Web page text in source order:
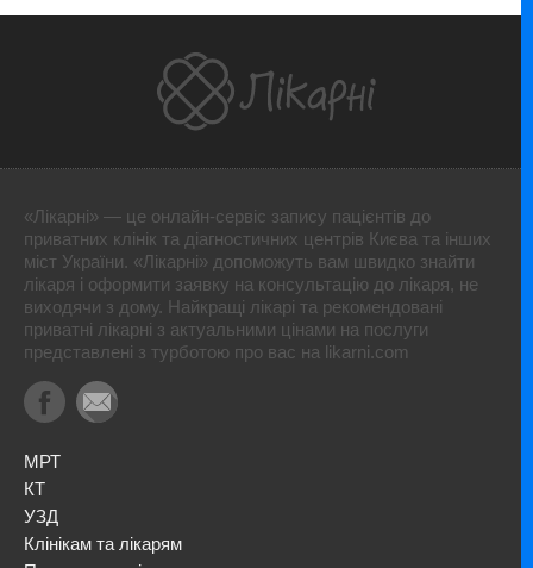
«Лікарні» — це онлайн-сервіс запису пацієнтів до
приватних клінік та діагностичних центрів Києва та інших
міст України. «Лікарні» допоможуть вам швидко знайти
лікаря і оформити заявку на консультацію до лікаря, не
виходячи з дому. Найкращі лікарі та рекомендовані
приватні лікарні з актуальними цінами на послуги
представлені з турботою про вас на likarni.com
МРТ
КТ
УЗД
Клінікам та лікарям